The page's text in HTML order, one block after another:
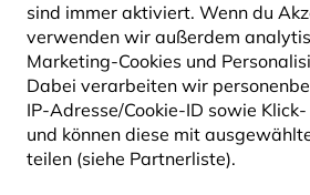
sind immer aktiviert. Wenn du
verwenden wir außerdem
Marketing-Cookies und
Dabei verarbeiten wir
IP-Adresse/Cookie-ID sowie
und können diese mit
teilen (siehe Partnerliste).